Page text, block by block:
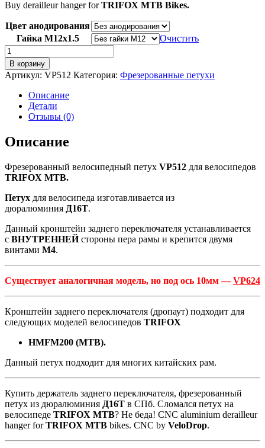
Buy derailleur hanger forTRIFOX MTB Bikes.
Цвет анодирования
Гайка M12x1.5
Очистить
Количество
товара
VP512
Фрезерованный
петух
велосипедов
TRIFOX
MTB
В корзину
Артикул: VP512 Категория: Фрезерованные петухи
Описание
Детали
Отзывы (0)
Описание
Фрезерованный велосипедный петух VP512 для велосипедов
TRIFOX MTB.
Петух для велосипеда изготавливается из
дюралюминия Д16Т.
Данный кронштейн заднего переключателя устанавливается
с ВНУТРЕННЕЙстороны пера рамы и крепится двумя
винтами М4.
Существует аналогичная модель, но под ось 10мм —VP624
Кронштейн заднего переключателя (дропаут) подходит для
следующих моделей велосипедов TRIFOX
HMFM200 (MTB).
Данный петух подходит для многих китайских рам.
Купить держатель заднего переключателя, фрезерованный
петух из дюралюминия Д16Т в СПб. Сломался петух на
велосипеде TRIFOX MTB? Не беда! CNC aluminium derailleur
hanger forTRIFOX MTB bikes. CNC by VeloDrop.